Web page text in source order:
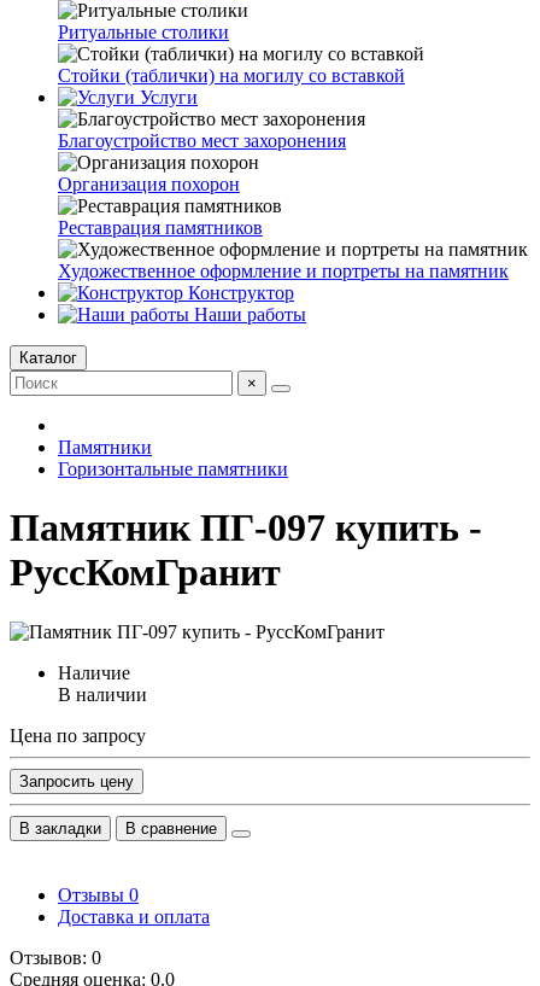
Ритуальные столики
Стойки (таблички) на могилу со вставкой
Услуги
Благоустройство мест захоронения
Организация похорон
Реставрация памятников
Художественное оформление и портреты на памятник
Конструктор
Наши работы
Каталог
×
Памятники
Горизонтальные памятники
Памятник ПГ-097 купить -
РуссКомГранит
Наличие
В наличии
Цена по запросу
Запросить цену
В закладки В сравнение
Отзывы 0
Доставка и оплата
Отзывов: 0
Средняя оценка: 0.0